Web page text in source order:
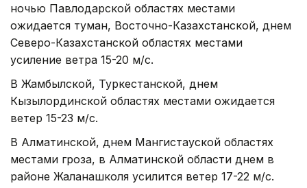
ночью Павлодарской областях местами
ожидается туман, Восточно-Казахстанской, днем
Северо-Казахстанской областях местами
усиление ветра 15-20 м/с.
В Жамбылской, Туркестанской, днем
Кызылординской областях местами ожидается
ветер 15-23 м/с.
В Алматинской, днем Мангистауской областях
местами гроза, в Алматинской области днем в
районе Жаланашколя усилится ветер 17-22 м/с.